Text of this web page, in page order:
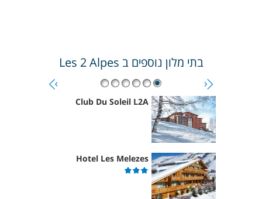
בתי מלון נוספים ב Les 2 Alpes
Club Du Soleil L2A
Hotel Les Melezes